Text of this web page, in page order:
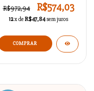
R$972,94
R$574,03
12x de R$47,84 sem juros